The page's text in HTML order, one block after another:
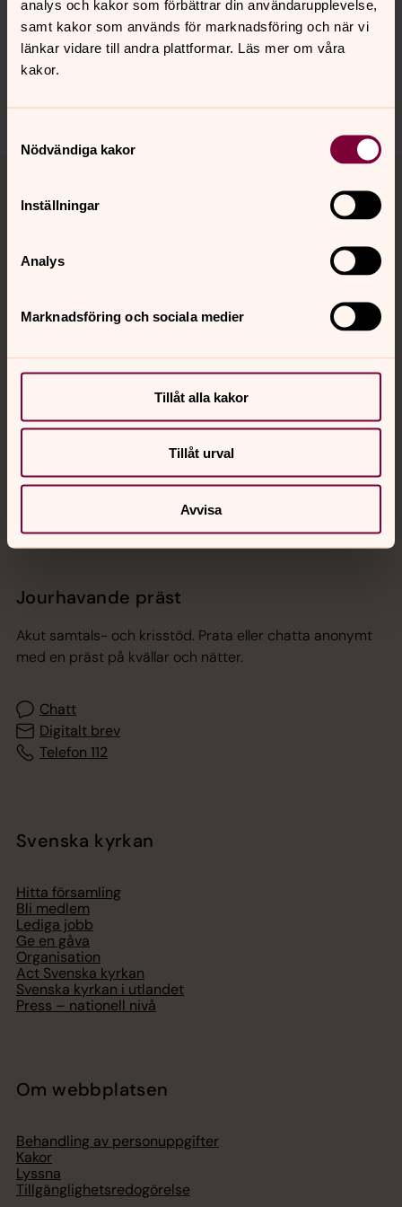
analys och kakor som förbättrar din användarupplevelse,
samt kakor som används för marknadsföring och när vi
länkar vidare till andra plattformar. Läs mer om våra
kakor.
Nödvändiga kakor
Inställningar
Analys
Marknadsföring och sociala medier
Tillåt alla kakor
Tillåt urval
Avvisa
Synpunkter eller frågor på sidans
innehåll?
eda-kola.pastorat@svenskakyrkan.se
Dela
Tillbaka till toppen
Tillbaka till innehållet
Kontakt
Kalender
Jourhavande präst
Akut samtals- och krisstöd. Prata eller chatta anonymt
med en präst på kvällar och nätter.
Chatt
Digitalt brev
Telefon 112
Svenska kyrkan
Hitta församling
Bli medlem
Lediga jobb
Ge en gåva
Organisation
Act Svenska kyrkan
Svenska kyrkan i utlandet
Press – nationell nivå
Om webbplatsen
Behandling av personuppgifter
Kakor
Lyssna
Tillgänglighetsredogörelse